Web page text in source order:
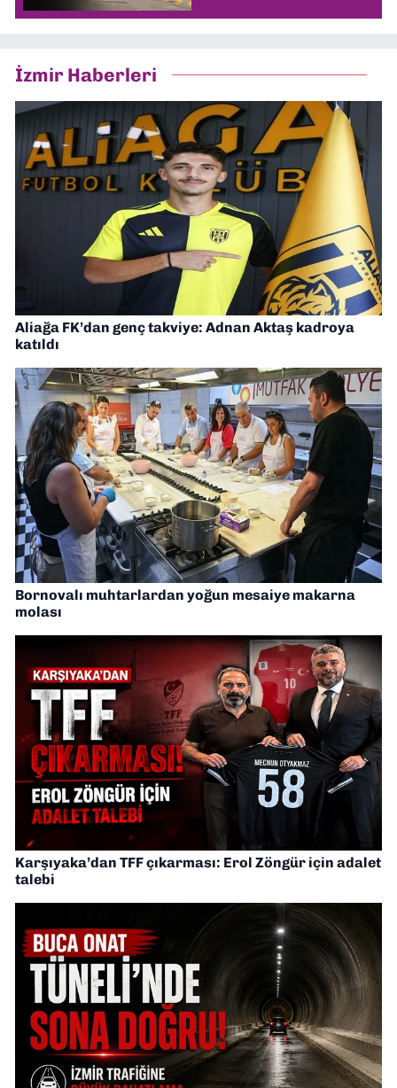
İzmir Haberleri
Aliağa FK’dan genç takviye: Adnan Aktaş kadroya
katıldı
Bornovalı muhtarlardan yoğun mesaiye makarna
molası
Karşıyaka’dan TFF çıkarması: Erol Zöngür için adalet
talebi